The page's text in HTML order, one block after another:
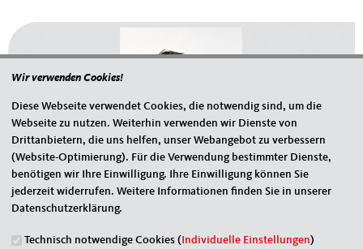
Schatzmeister
Wir verwenden Cookies!
Diese Webseite verwendet Cookies, die notwendig sind, um die
Webseite zu nutzen. Weiterhin verwenden wir Dienste von
Drittanbietern, die uns helfen, unser Webangebot zu verbessern
(Website-Optimierung). Für die Verwendung bestimmter Dienste,
benötigen wir Ihre Einwilligung. Ihre Einwilligung können Sie
jederzeit widerrufen. Weitere Informationen finden Sie in unserer
Datenschutzerklärung.
Technisch notwendige Cookies (Individuelle Einstellungen)